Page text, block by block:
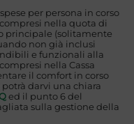
per persona in corso
nella quota di
principale (solitamente
non già inclusi
e funzionali alla
nella Cassa
il comfort in corso
darvi una chiara
ed il punto 6 del
sulla gestione della